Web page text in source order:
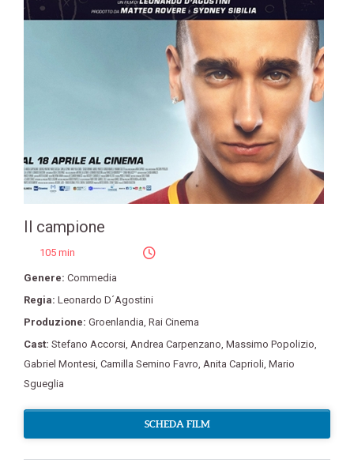
Il campione
105 min
Genere: Commedia
Regia: Leonardo D´Agostini
Produzione: Groenlandia, Rai Cinema
Cast: Stefano Accorsi, Andrea Carpenzano, Massimo Popolizio,
Gabriel Montesi, Camilla Semino Favro, Anita Caprioli, Mario
Sgueglia
SCHEDA FILM